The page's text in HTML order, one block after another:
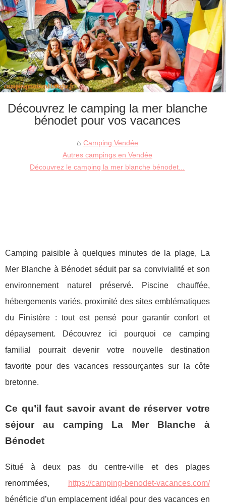
Découvrez le camping la mer blanche
bénodet pour vos vacances
Camping Vendée
Autres campings en Vendée
Découvrez le camping la mer blanche bénodet...
Camping paisible à quelques minutes de la plage, La
Mer Blanche à Bénodet séduit par sa convivialité et son
environnement naturel préservé. Piscine chauffée,
hébergements variés, proximité des sites emblématiques
du Finistère : tout est pensé pour garantir confort et
dépaysement. Découvrez ici pourquoi ce camping
familial pourrait devenir votre nouvelle destination
favorite pour des vacances ressourçantes sur la côte
bretonne.
Ce qu’il faut savoir avant de réserver votre
séjour au camping La Mer Blanche à
Bénodet
Situé à deux pas du centre-ville et des plages
renommées,
https://camping-benodet-vacances.com/
bénéficie d’un emplacement idéal pour des vacances en